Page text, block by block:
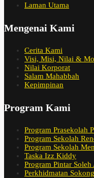
Laman Utama
Mengenai Kami
Cerita Kami
Visi, Misi, Nilai &
Nilai Korporat
Salam Mahabbah
Kepimpinan
Program Kami
Program Prasekolah
Program Sekolah
Program Sekolah
Taska Izz Kiddy
Program Pintar
Perkhidmatan